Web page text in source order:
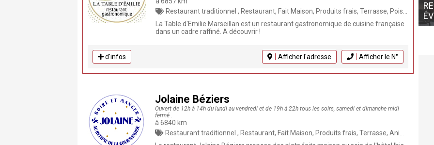
Restaurant traditionnel , Restaurant, Fait Maison, Produits frais, Terrasse, Poissons et Coquillages, Gastronomique, Animaux bienvenus, Cuisine française, Patio, Végétarien
La Table d'Emilie Marseillan est un restaurant gastronomique de cuisine française
dans un cadre raffiné. A découvrir !
d'infos Afficher l'adresse Afficher le N°
Jolaine Béziers
Ouvert de 12h à 14h du lundi au vendredi et de 19h à 22h tous les soirs, samedi et dimanche midi
fermé .
à 6840 km
Restaurant traditionnel , Restaurant, Fait Maison, Produits frais, Terrasse, Animaux bienvenus, Repas de groupe, Cuisine française, Séminaires, Végétarien, Click & Collect, Plat du jour, Viande, Produits du terroir
ÉVÈNEMENTS